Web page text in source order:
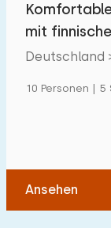
Zugänglichkeit
mit
Deutschland
10 Personen |
Ansehen